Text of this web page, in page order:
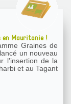
en Mauritanie !
Graines de
un nouveau
l’insertion de la
et au Tagant